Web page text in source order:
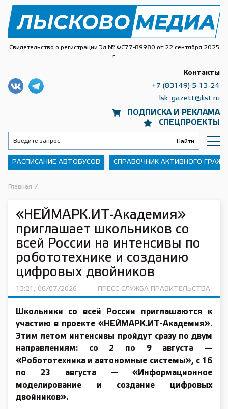
Свидетельство о регистрации Эл № ФС77-89980 от 22 сентября 2025
г.
ПОДПИСКА И РЕКЛАМА
СПЕЦПРОЕКТЫ
Контакты
+7 (83149) 5-13-24
lsk_gazett@list.ru
РАСПИСАНИЕ АВТОБУСОВ СПРАВОЧНИК АКТИВНОГО
Главная /
«НЕЙМАРК.ИТ-Академия»
приглашает школьников со
всей России на интенсивы по
робототехнике и созданию
цифровых двойников
13:21, 06/07/2026 ПРЕСС-СЛУЖБА ПРАВИТЕЛЬСТВА
Школьники со всей России приглашаются к
участию в проекте «НЕЙМАРК.ИТ-Академия».
Этим летом интенсивы пройдут сразу по двум
направлениям: со 2 по 9 августа —
«Робототехника и автономные системы», с 16
по 23 августа — «Информационное
моделирование и создание цифровых
двойников».